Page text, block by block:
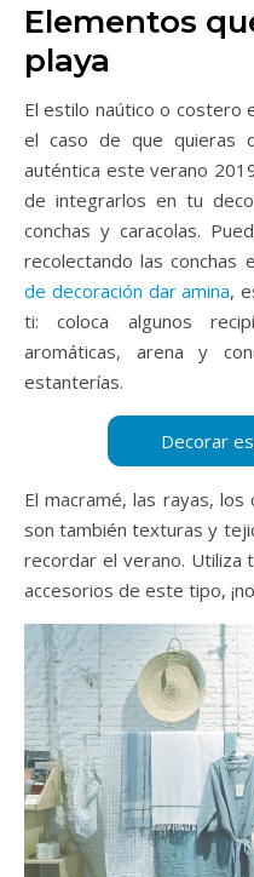
Elementos
playa
El estilo naútico o costero
el caso de que quieras
auténtica este verano
de integrarlos en tu
conchas y caracolas.
recolectando las conchas
de decoración dar amina,
ti: coloca algunos
aromáticas, arena y
estanterías.
El macramé, las rayas,
son también texturas y
recordar el verano. Utiliza
accesorios de este tipo,